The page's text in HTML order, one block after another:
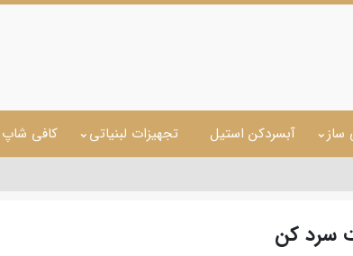
ساز آبسردکن استیل تجهیزات لبنیاتی کافی شاپ
سرد کن